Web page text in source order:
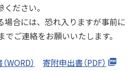
ださい。
場合には、恐れ入りますが事前に
でご連絡をお願いいたします。
WORD） 寄附申出書（PDF）